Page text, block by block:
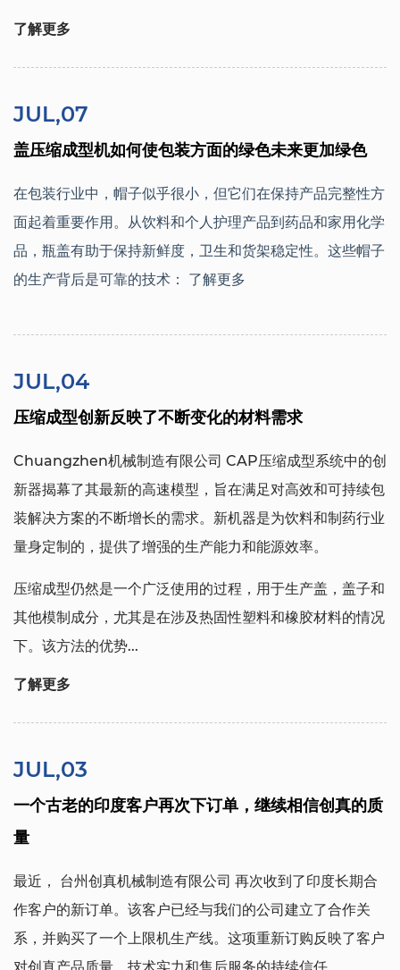
了解更多
JUL,07
盖压缩成型机如何使包装方面的绿色未来更加绿色
在包装行业中，帽子似乎很小，但它们在保持产品完整性方
面起着重要作用。从饮料和个人护理产品到药品和家用化学
品，瓶盖有助于保持新鲜度，卫生和货架稳定性。这些帽子
的生产背后是可靠的技术： 了解更多
JUL,04
压缩成型创新反映了不断变化的材料需求
Chuangzhen机械制造有限公司 CAP压缩成型系统中的创
新器揭幕了其最新的高速模型，旨在满足对高效和可持续包
装解决方案的不断增长的需求。新机器是为饮料和制药行业
量身定制的，提供了增强的生产能力和能源效率。
压缩成型仍然是一个广泛使用的过程，用于生产盖，盖子和
其他模制成分，尤其是在涉及热固性塑料和橡胶材料的情况
下。该方法的优势...
了解更多
JUL,03
一个古老的印度客户再次下订单，继续相信创真的质
量
最近， 台州创真机械制造有限公司 再次收到了印度长期合
作客户的新订单。该客户已经与我们的公司建立了合作关
系，并购买了一个上限机生产线。这项重新订购反映了客户